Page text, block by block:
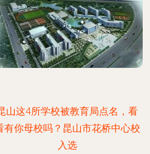
山这4所学校被教育局点名，看
有你母校吗？昆山市花桥中心校
入选